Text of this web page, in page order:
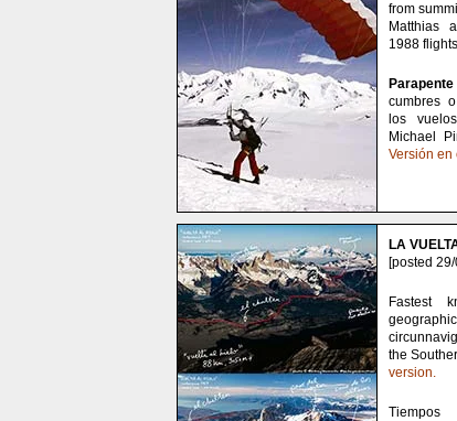
from
Matthias
1988
cumbres
los
Michael
Versión en
LA
[posted
Fastest
the
version.